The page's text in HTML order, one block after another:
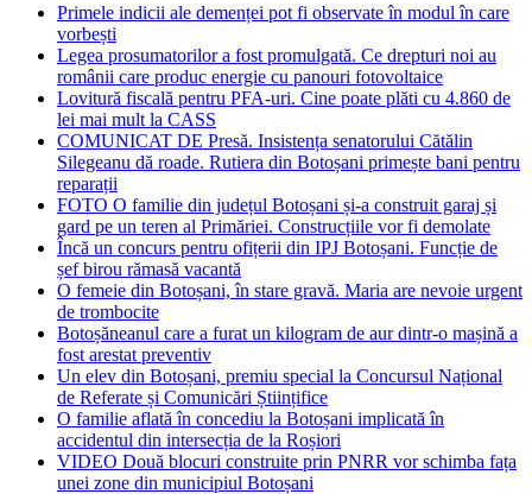
Primele indicii ale demenței pot fi observate în modul în care
vorbești
Legea prosumatorilor a fost promulgată. Ce drepturi noi au
românii care produc energie cu panouri fotovoltaice
Lovitură fiscală pentru PFA-uri. Cine poate plăti cu 4.860 de
lei mai mult la CASS
COMUNICAT DE Presă. Insistența senatorului Cătălin
Silegeanu dă roade. Rutiera din Botoșani primește bani pentru
reparații
FOTO O familie din județul Botoșani și-a construit garaj și
gard pe un teren al Primăriei. Construcțiile vor fi demolate
Încă un concurs pentru ofițerii din IPJ Botoșani. Funcție de
șef birou rămasă vacantă
O femeie din Botoșani, în stare gravă. Maria are nevoie urgent
de trombocite
Botoșăneanul care a furat un kilogram de aur dintr-o mașină a
fost arestat preventiv
Un elev din Botoșani, premiu special la Concursul Național
de Referate și Comunicări Științifice
O familie aflată în concediu la Botoșani implicată în
accidentul din intersecția de la Roșiori
VIDEO Două blocuri construite prin PNRR vor schimba fața
unei zone din municipiul Botoșani